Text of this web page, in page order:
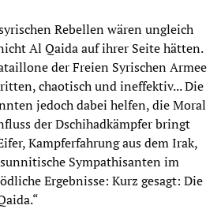
Rebellen wären ungleich
Al Qaida auf ihrer Seite hätten.
der Freien Syrischen Armee
chaotisch und ineffektiv... Die
jedoch dabei helfen, die Moral
der Dschihadkämpfer bringt
Kampferfahrung aus dem Irak,
Sympathisanten im
Ergebnisse: Kurz gesagt: Die